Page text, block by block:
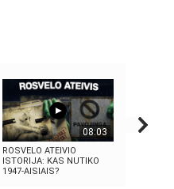
08:03
ROSVELO ATEIVIO
ISTORIJA: KAS NUTIKO
1947-AISIAIS?